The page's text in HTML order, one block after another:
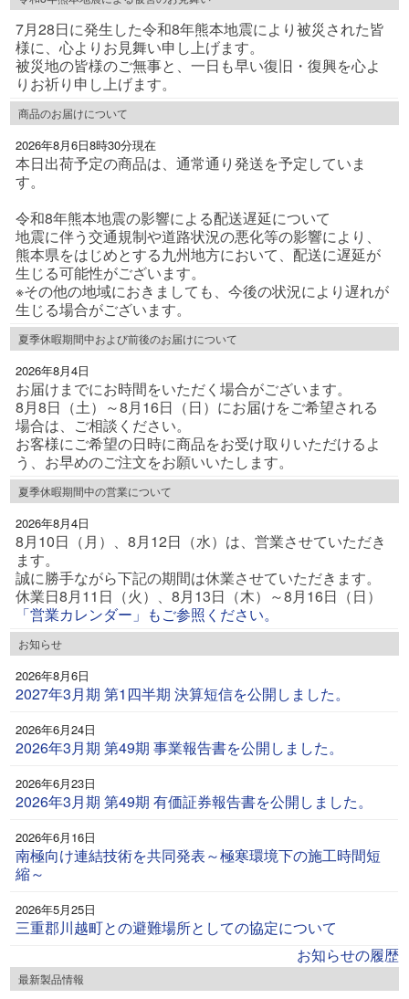
7月28日に発生した令和8年熊本地震により被災された皆
様に、心よりお見舞い申し上げます。
被災地の皆様のご無事と、一日も早い復旧・復興を心よ
りお祈り申し上げます。
商品のお届けについて
2026年8月6日8時30分現在
本日出荷予定の商品は、通常通り発送を予定していま
す。
令和8年熊本地震の影響による配送遅延について
地震に伴う交通規制や道路状況の悪化等の影響により、
熊本県をはじめとする九州地方において、配送に遅延が
生じる可能性がございます。
※その他の地域におきましても、今後の状況により遅れが
生じる場合がございます。
夏季休暇期間中および前後のお届けについて
2026年8月4日
お届けまでにお時間をいただく場合がございます。
8月8日（土）～8月16日（日）にお届けをご希望される
場合は、ご相談ください。
お客様にご希望の日時に商品をお受け取りいただけるよ
う、お早めのご注文をお願いいたします。
夏季休暇期間中の営業について
2026年8月4日
8月10日（月）、8月12日（水）は、営業させていただき
ます。
誠に勝手ながら下記の期間は休業させていただきます。
休業日8月11日（火）、8月13日（木）～8月16日（日）
「営業カレンダー」もご参照ください。
お知らせ
2026年8月6日
2027年3月期 第1四半期 決算短信を公開しました。
2026年6月24日
2026年3月期 第49期 事業報告書を公開しました。
2026年6月23日
2026年3月期 第49期 有価証券報告書を公開しました。
2026年6月16日
南極向け連結技術を共同発表～極寒環境下の施工時間短
縮～
2026年5月25日
三重郡川越町との避難場所としての協定について
お知らせの履歴
最新製品情報